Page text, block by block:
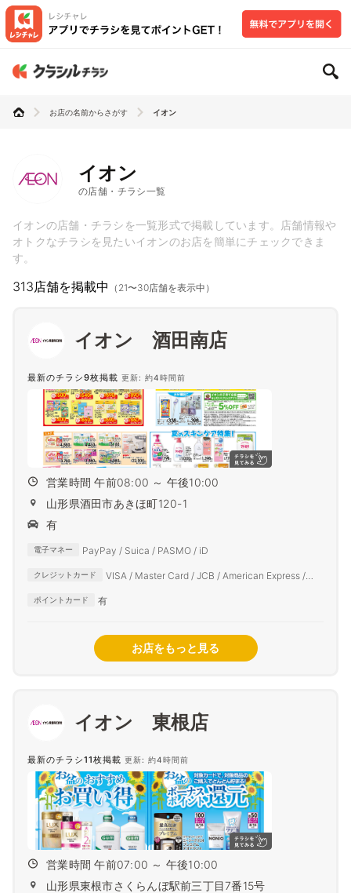
お店の名前からさがす イオン
イオン
の店舗・チラシ一覧
イオンの店舗・チラシを一覧形式で掲載しています。店舗情報や
オトクなチラシを見たいイオンのお店を簡単にチェックできま
す。
313店舗を掲載中 （21〜30店舗を表示中）
イオン 酒田南店
最新のチラシ9枚掲載 更新: 約4時間前
営業時間 午前08:00 ～ 午後10:00
山形県酒田市あきほ町120-1
有
電子マネー PayPay / Suica / PASMO / iD
クレジットカード
VISA / Master Card / JCB / American Express /
ポイントカード 有
お店をもっと見る
イオン 東根店
最新のチラシ11枚掲載 更新: 約4時間前
営業時間 午前07:00 ～ 午後10:00
山形県東根市さくらんぼ駅前三丁目7番15号